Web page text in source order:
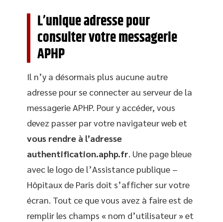
L’unique adresse pour
consulter votre messagerie
APHP
Il n’y a désormais plus aucune autre
adresse pour se connecter au serveur de la
messagerie APHP. Pour y accéder, vous
devez passer par votre navigateur web et
vous rendre à l’adresse
authentification.aphp.fr. Une page bleue
avec le logo de l’Assistance publique –
Hôpitaux de Paris doit s’afficher sur votre
écran. Tout ce que vous avez à faire est de
remplir les champs « nom d’utilisateur » et